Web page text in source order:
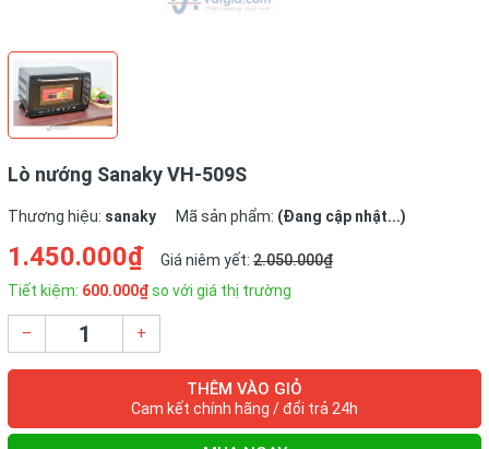
Lò nướng Sanaky VH-509S
Thương hiệu: sanaky Mã sản phẩm: (Đang cập nhật...)
1.450.000₫ Giá niêm yết: 2.050.000₫
Tiết kiệm: 600.000₫so với giá thị trường
– +
THÊM VÀO GIỎ
Cam kết chính hãng / đổi trả 24h